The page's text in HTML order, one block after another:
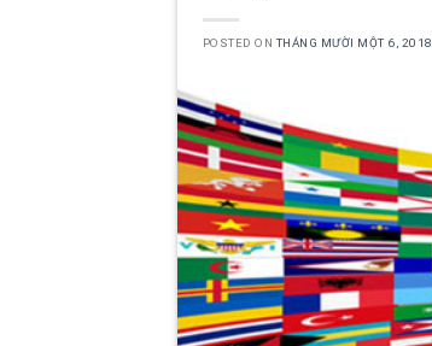
POSTED ONTHÁNG MƯỜI MỘT 6, 2018